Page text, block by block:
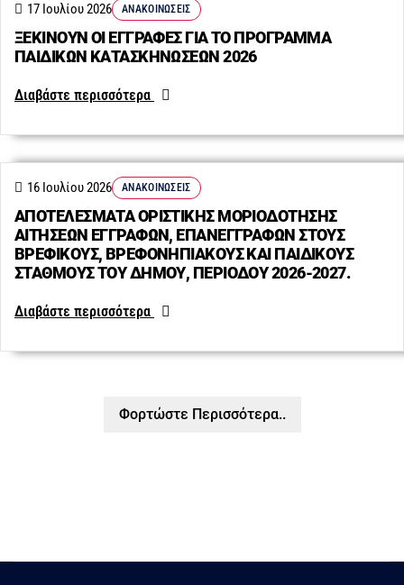
ΞΕΚΙΝΟΥΝ ΟΙ ΕΓΓΡΑΦΕΣ ΓΙΑ ΤΟ ΠΡΟΓΡΑΜΜΑ
ΠΑΙΔΙΚΩΝ ΚΑΤΑΣΚΗΝΩΣΕΩΝ 2026
17 Ιουλίου 2026 ΑΝΑΚΟΙΝΏΣΕΙΣ
Διαβάστε περισσότερα
ΑΠΟΤΕΛΕΣΜΑΤΑ ΟΡΙΣΤΙΚΗΣ ΜΟΡΙΟΔΟΤΗΣΗΣ
ΑΙΤΗΣΕΩΝ ΕΓΓΡΑΦΩΝ, ΕΠΑΝΕΓΓΡΑΦΩΝ ΣΤΟΥΣ
ΒΡΕΦΙΚΟΥΣ, ΒΡΕΦΟΝΗΠΙΑΚΟΥΣ ΚΑΙ ΠΑΙΔΙΚΟΥΣ
ΣΤΑΘΜΟΥΣ ΤΟΥ ΔΗΜΟΥ, ΠΕΡΙΟΔΟΥ 2026-2027.
16 Ιουλίου 2026 ΑΝΑΚΟΙΝΏΣΕΙΣ
Διαβάστε περισσότερα
Φορτώστε Περισσότερα..